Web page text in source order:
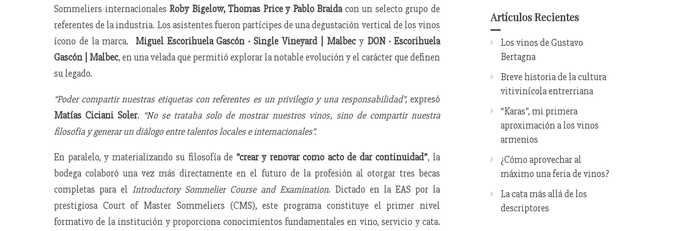
Sommeliers internacionales Roby Bigelow, Thomas Price y Pablo Braidacon un selecto grupo de
referentes de la industria. Los asistentes fueron partícipes de una degustación vertical de los vinos
ícono de la marca. Miguel Escorihuela Gascón · Single Vineyard | Malbec y DON · Escorihuela
Gascón | Malbec, en una velada que permitió explorar la notable evolución y el carácter que definen
su legado.
“Poder compartir nuestras etiquetas con referentes es un privilegio y una responsabilidad”,expresó
Matías Ciciani Soler. “No se trataba solo de mostrar nuestros vinos, sino de compartir nuestra
filosofía y generar un diálogo entre talentos locales e internacionales”.
En paralelo, y materializando su filosofía de “crear y renovar como acto de dar continuidad”, la
bodega colaboró una vez más directamente en el futuro de la profesión al otorgar tres becas
completas para el Introductory Sommelier Course and Examination. Dictado en la EAS por la
prestigiosa Court of Master Sommeliers (CMS), este programa constituye el primer nivel
formativo de la institución y proporciona conocimientos fundamentales en vino, servicio y cata.
Artículos Recientes
Los vinos de Gustavo
Bertagna
Breve historia de la cultura
vitivinícola entrerriana
“Karas”, mi primera
aproximación a los vinos
armenios
¿Cómo aprovechar al
máximo una feria de vinos?
La cata más allá de los
descriptores